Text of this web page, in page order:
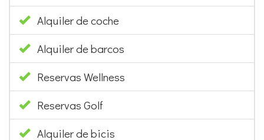
Alquiler de coche
Alquiler de barcos
Reservas Wellness
Reservas Golf
Alquiler de bicis